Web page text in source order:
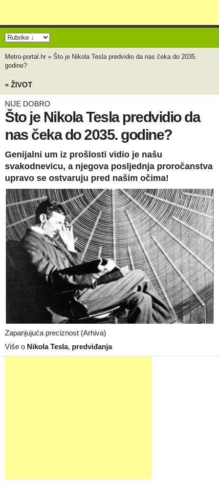
Metro-portal.hr » Što je Nikola Tesla predvidio da nas čeka do 2035.
godine?
« ŽIVOT
NIJE DOBRO
Što je Nikola Tesla predvidio da
nas čeka do 2035. godine?
Genijalni um iz prošlosti vidio je našu
svakodnevicu, a njegova posljednja proročanstva
upravo se ostvaruju pred našim očima!
Zapanjujuća preciznost (Arhiva)
Više o Nikola Tesla, predviđanja